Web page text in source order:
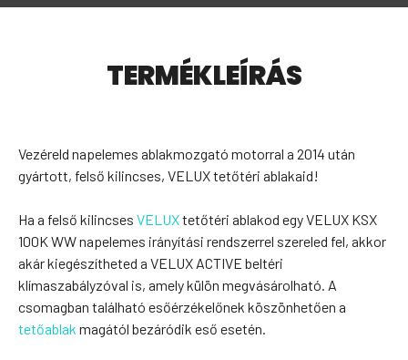
TERMÉKLEÍRÁS
Vezéreld napelemes ablakmozgató motorral a 2014 után
gyártott, felső kilincses, VELUX tetőtéri ablakaid!
Ha a felső kilincses VELUXtetőtéri ablakod egy VELUX KSX
100K WW napelemes irányítási rendszerrel szereled fel, akkor
akár kiegészítheted a VELUX ACTIVE beltéri
klímaszabályzóval is, amely külön megvásárolható. A
csomagban található esőérzékelőnek köszönhetően a
tetőablak magától bezáródik eső esetén.